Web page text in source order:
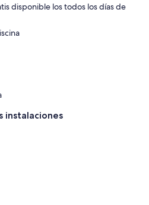
disponible los todos los días de
instalaciones